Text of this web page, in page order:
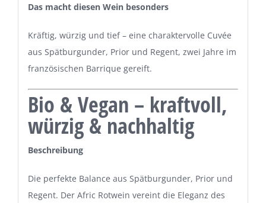
Das macht diesen Wein besonders
Kräftig, würzig und tief – eine charaktervolle Cuvée
aus Spätburgunder, Prior und Regent, zwei Jahre im
französischen Barrique gereift.
Bio & Vegan – kraftvoll,
würzig & nachhaltig
Beschreibung
Die perfekte Balance aus Spätburgunder, Prior und
Regent. Der Afric Rotwein vereint die Eleganz des